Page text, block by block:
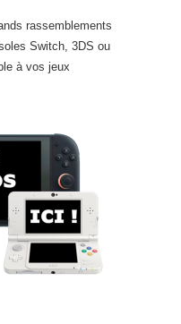
rassemblements
Switch, 3DS ou
à vos jeux